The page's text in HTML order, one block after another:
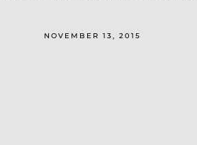
NOVEMBER 13, 2015